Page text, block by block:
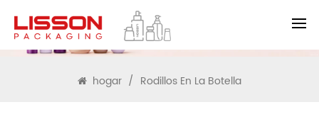
BUSCAR
hogar / Rodillos En La Botella